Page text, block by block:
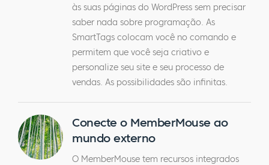
às suas páginas do WordPress sem precisar
saber nada sobre programação. As
SmartTags colocam você no comando e
permitem que você seja criativo e
personalize seu site e seu processo de
vendas. As possibilidades são infinitas.
Conecte o MemberMouse ao
mundo externo
O MemberMouse tem recursos integrados